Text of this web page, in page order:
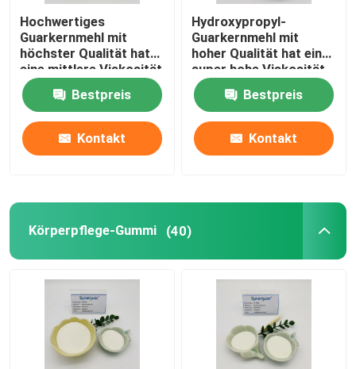
Hochwertiges
Guarkernmehl mit
höchster Qualität hat
eine mittlere Viskosität
und hohe Transparenz
für die Körperpflege
Bestpreis
Kontakt
Hydroxypropyl-
Guarkernmehl mit
hoher Qualität hat eine
super hohe Viskosität
und einen mittleren
Substitutionsgrad für
die Körperpflege
Bestpreis
Kontakt
Körperpflege-Gummi (40)